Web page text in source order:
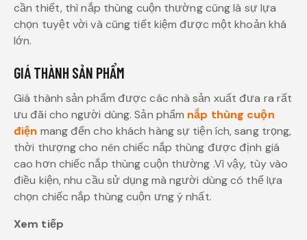
cần thiết, thì nắp thùng cuộn thường cũng là sự lựa
chọn tuyệt vời và cũng tiết kiệm được một khoản khá
lớn.
GIÁ THÀNH SẢN PHẨM
Giá thành sản phẩm được các nhà sản xuất đưa ra rất
ưu đãi cho người dùng. Sản phẩm nắp thùng cuộn
điện mang đến cho khách hàng sự tiện ích, sang trọng,
thời thượng cho nên chiếc nắp thùng được định giá
cao hơn chiếc nắp thùng cuộn thường .Vì vậy, tùy vào
điều kiện, nhu cầu sử dụng mà người dùng có thể lựa
chọn chiếc nắp thùng cuộn ưng ý nhất.
Xem tiếp